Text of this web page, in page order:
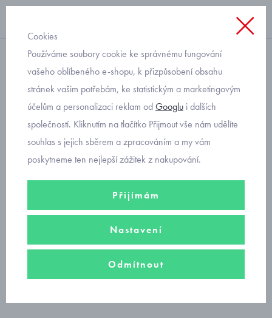
dívčí
Primigi dívčí třpytivé
sandálky 7953211
Cookies
Používáme soubory cookie ke správnému fungování
vašeho oblíbeného e-shopu, k přizpůsobení obsahu
stránek vašim potřebám, ke statistickým a marketingovým
účelům a personalizaci reklam odGooglu i dalších
společností. Kliknutím na tlačítko Přijmout vše nám udělíte
souhlas s jejich sběrem a zpracováním a my vám
poskytneme ten nejlepší zážitek z nakupování.
Přijímám
Nastavení
Odmítnout